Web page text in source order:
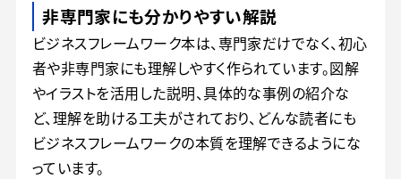
非専門家にも分かりやすい解説
ビジネスフレームワーク本は、専門家だけでなく、初心
者や非専門家にも理解しやすく作られています。図解
やイラストを活用した説明、具体的な事例の紹介な
ど、理解を助ける工夫がされており、どんな読者にも
ビジネスフレームワークの本質を理解できるようにな
っています。